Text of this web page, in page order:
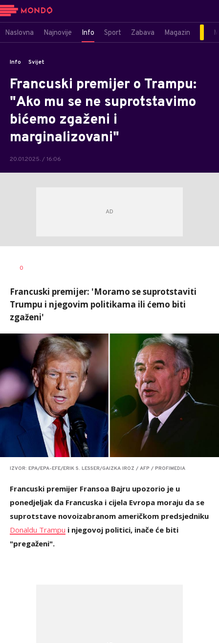
Naslovna Najnovije Info Sport Zabava Magazin
Info Svijet
Francuski premijer o Trampu:
"Ako mu se ne suprotstavimo
bićemo zgaženi i
marginalizovani"
20.01.2025. / 16:06
AUTOR
0
Francuski premijer: 'Moramo se suprotstaviti
Trumpu i njegovim politikama ili ćemo biti
zgaženi'
IZVOR: EPA/EPA-EFE/ERIK S. LESSER/GAIZKA IROZ / AFP / PROFIMEDIA
Francuski premijer Fransoa Bajru upozorio je u
ponedjeljak da Francuska i cijela Evropa moraju da se
suprotstave novoizabranom američkom predsjedniku
Donaldu Trampu i njegovoj politici, inače će biti
"pregaženi".